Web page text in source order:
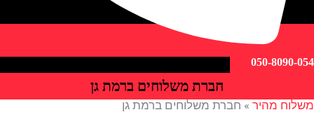
050-
חברת משלוחים ברמת גן
מהיר »חברת משלוחים ברמת גן